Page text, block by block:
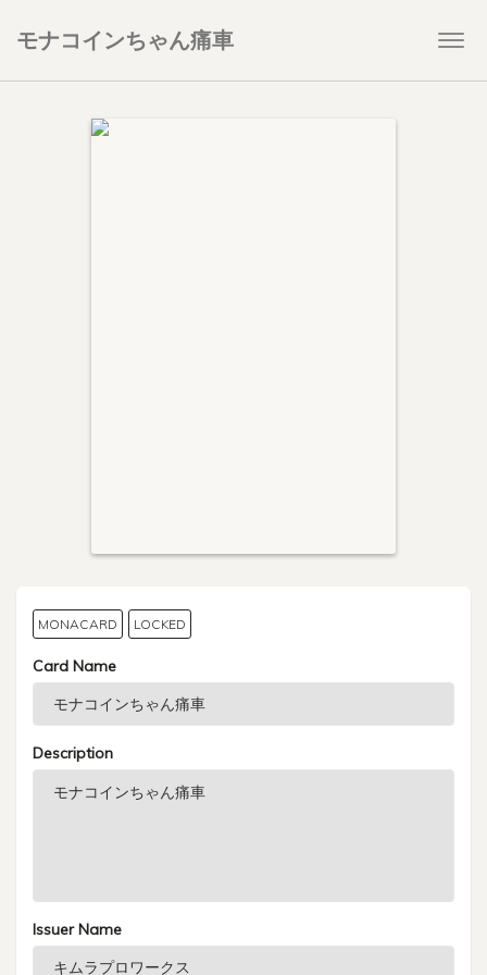
モナコインちゃん痛車
MONACARD LOCKED
Card Name
Description
Issuer Name